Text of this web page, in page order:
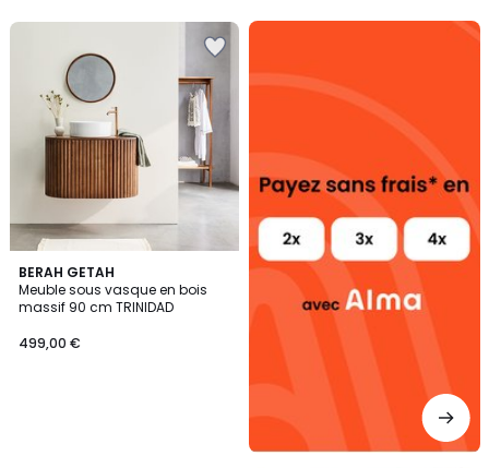
BERAH GETAH
Meuble sous vasque en bois
massif 90 cm TRINIDAD
499,00 €
Alma
sans